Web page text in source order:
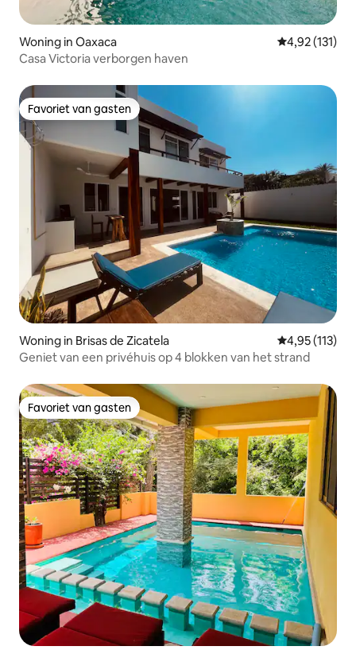
Woning in Oaxaca Gemiddelde
4,92 (131)
Casa Victoria verborgen haven
Favoriet van gasten
Favoriet van gasten
Woning in Brisas de Zicatela Gemiddelde
4,95 (113)
Geniet van een privéhuis op 4 blokken van het strand
Favoriet van gasten
Favoriet van gasten